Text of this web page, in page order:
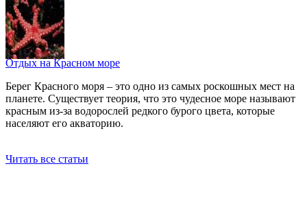
Отдых на Красном море
Берег Красного моря – это одно из самых роскошных мест на
планете. Существует теория, что это чудесное море называют
красным из-за водорослей редкого бурого цвета, которые
населяют его акваторию.
Читать все статьи